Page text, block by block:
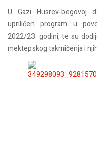
U Gazi Husrev-begovoj
upriličen program u
2022/23. godini, te su
mektepskog takmičenja i